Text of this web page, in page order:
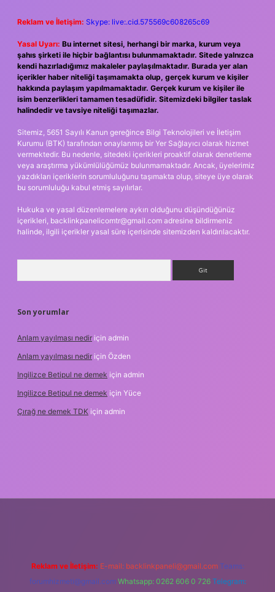
Reklam ve İletişim: Skype: live:.cid.575569c608265c69
Yasal Uyarı: Bu internet sitesi, herhangi bir marka, kurum veya
şahıs şirketi ile hiçbir bağlantısı bulunmamaktadır. Sitede yalnızca
kendi hazırladığımız makaleler paylaşılmaktadır. Burada yer alan
içerikler haber niteliği taşımamakta olup, gerçek kurum ve kişiler
hakkında paylaşım yapılmamaktadır. Gerçek kurum ve kişiler ile
isim benzerlikleri tamamen tesadüfidir. Sitemizdeki bilgiler taslak
halindedir ve tavsiye niteliği taşımazlar.
Sitemiz, 5651 Sayılı Kanun gereğince Bilgi Teknolojileri ve İletişim
Kurumu (BTK) tarafından onaylanmış bir Yer Sağlayıcı olarak hizmet
vermektedir. Bu nedenle, sitedeki içerikleri proaktif olarak denetleme
veya araştırma yükümlülüğümüz bulunmamaktadır. Ancak, üyelerimiz
yazdıkları içeriklerin sorumluluğunu taşımakta olup, siteye üye olarak
bu sorumluluğu kabul etmiş sayılırlar.
Hukuka ve yasal düzenlemelere aykırı olduğunu düşündüğünüz
içerikleri, backlinkpanelicomtr@gmail.com adresine bildirmeniz
halinde, ilgili içerikler yasal süre içerisinde sitemizden kaldırılacaktır.
Son yorumlar
Anlam yayılması nedir için admin
Anlam yayılması nedir için Özden
Ingilizce Betipul ne demek için admin
Ingilizce Betipul ne demek için Yüce
Çırağ ne demek TDK için admin
Reklam ve İletişim: E-mail: backlinkpaneli@gmail.com Teams:
forumhizmeti@gmail.com Whatsapp: 0262 606 0 726 Telegram: